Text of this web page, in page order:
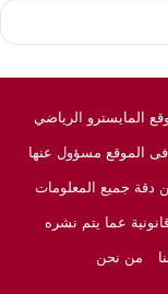
فى الموقع مسؤول عنها
دقة جميع المعلومات
عما يتم نشره
من نحن